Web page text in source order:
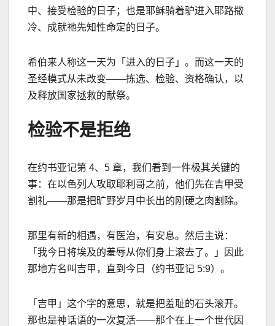
中、接受检验的日子；也是耶稣骑着驴进入耶路撒
冷、成就祂先知性命定的日子。
希伯来人称这一天为「进入的日子」。而这一天的
圣经模式从未改变——拣选、检验、资格确认，以
及释放国家拯救的献祭。
检验不是拒绝
在约书亚记第 4、 5 章，我们看到一件极其关键的
事：在以色列人攻取耶利哥之前，他们先在吉甲受
割礼——那是把旷野岁月中长出的刚硬之肉割除。
那里有新的相遇，有医治，有安息。然后主说：
「我今日将埃及的羞辱从你们身上滚去了。」因此
那地方名叫吉甲，直到今日（约书亚记 5:9）。
「吉甲」这个字的意思，就是把羞耻的石头滚开。
那也是神话语的一次复活——那个在上一个世代因